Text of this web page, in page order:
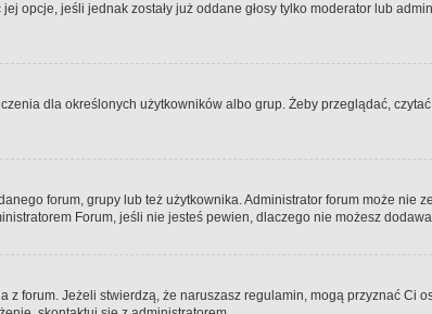
opcje, jeśli jednak zostały już oddane głosy tylko moderator lub
dla określonych użytkowników albo grup. Żeby przeglądać,
forum, grupy lub też użytkownika. Administrator forum może
Forum, jeśli nie jesteś pewien, dlaczego nie możesz
z forum. Jeżeli stwierdzą, że naruszasz regulamin, mogą przyznać